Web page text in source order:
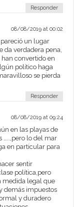
Responder
08/08/2019 at 00:02
pareció un lugar
da verdadera pena,
convertido en
político haga
se pierda
Responder
08/08/2019 at 09:24
en las playas de
…..,pero lo del mar
en particular para
sentir
política,pero
medida legal que
demás impuestos
y duradero